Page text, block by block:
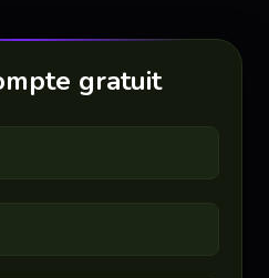
gratuit